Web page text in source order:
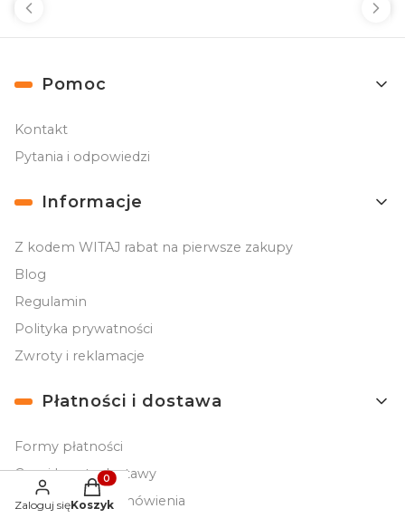
Linki w stopce
Pomoc
Kontakt
Pytania i odpowiedzi
Informacje
Z kodem WITAJ rabat na pierwsze zakupy
Blog
Regulamin
Polityka prywatności
Zwroty i reklamacje
Płatności i dostawa
Formy płatności
Czas i koszty dostawy
Czas realizacji zamówienia
Zaloguj się
Produkty w koszyku: 0. Zobacz szczegóły
Koszyk